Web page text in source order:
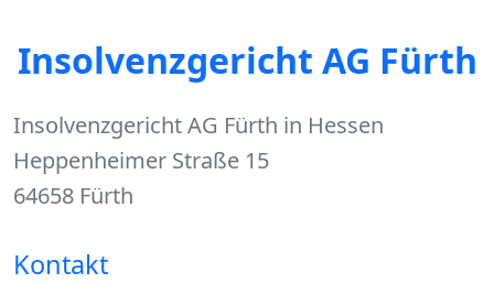
Insolvenzgericht AG Fürth
Insolvenzgericht AG Fürth in Hessen
Heppenheimer Straße 15
64658 Fürth
Kontakt